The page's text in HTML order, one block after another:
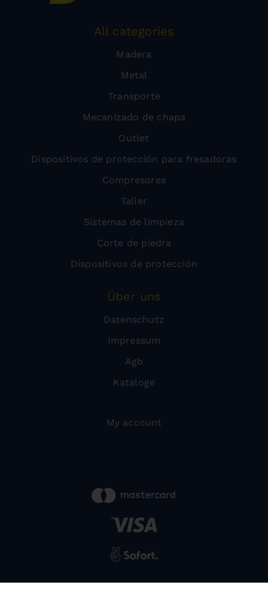
All categories
Madera
Metal
Transporte
Mecanizado de chapa
Outlet
Dispositivos de protección para fresadoras
Compresores
Taller
Sistemas de limpieza
Corte de piedra
Dispositivos de protección
Über uns
Datenschutz
Impressum
Agb
Kataloge
My account